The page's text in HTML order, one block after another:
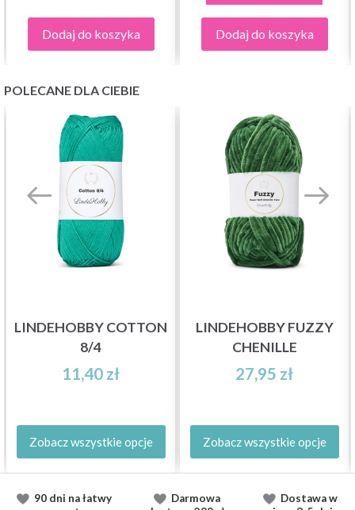
Dodaj do koszyka Dodaj do koszyka
POLECANE DLA CIEBIE
LINDEHOBBY COTTON
8/4
11,40 zł
Zobacz wszystkie opcje
LINDEHOBBY FUZZY
CHENILLE
27,95 zł
Zobacz wszystkie opcje
90 dni na łatwy
Darmowa
Dostawaw